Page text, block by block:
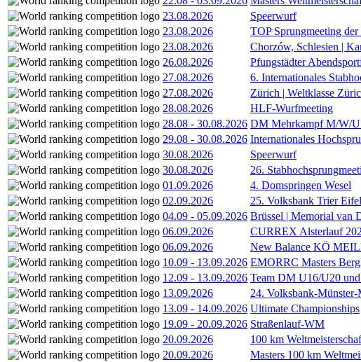
23.08.2026
Speerwurf
23.08.2026
TOP Sprungmeeting
23.08.2026
Chorzów, Schlesien |
26.08.2026
Pfungstädter
27.08.2026
6. Internationales
27.08.2026
Zürich | Weltklasse
28.08.2026
HLF-Wurfmeeting
28.08 - 30.08.2026 DM Mehrkampf M/W/
29.08 - 30.08.2026 Internationales
30.08.2026
Speerwurf
30.08.2026
26.
01.09.2026
4. Domspringen Wesel
02.09.2026
25. Volksbank Trier
04.09 - 05.09.2026 Brüssel | Memorial van
06.09.2026
CURREX Alsterlauf
06.09.2026
New Balance KÖ
10.09 - 13.09.2026 EMORRC Masters
12.09 - 13.09.2026 Team DM U16/U20
13.09.2026
24. Volksbank-Münster-
13.09 - 14.09.2026 Ultimate Championships
19.09 - 20.09.2026 Straßenlauf-WM
20.09.2026
100 km
20.09.2026
Masters 100 km